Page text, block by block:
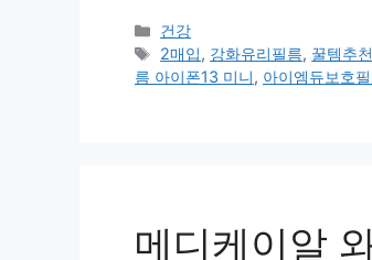
카
테
고
건강
태
그
2매입, 강화유리필름, 꿀템추천
름 아이폰13 미니, 아이엠듀보호
메디케이알